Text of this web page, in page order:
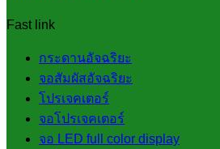
Fast link
กระดานอัจฉริยะ
จอสัมผัสอัจฉริยะ
โปรเจคเตอร์
จอโปรเจคเตอร์
จอ LED full color display